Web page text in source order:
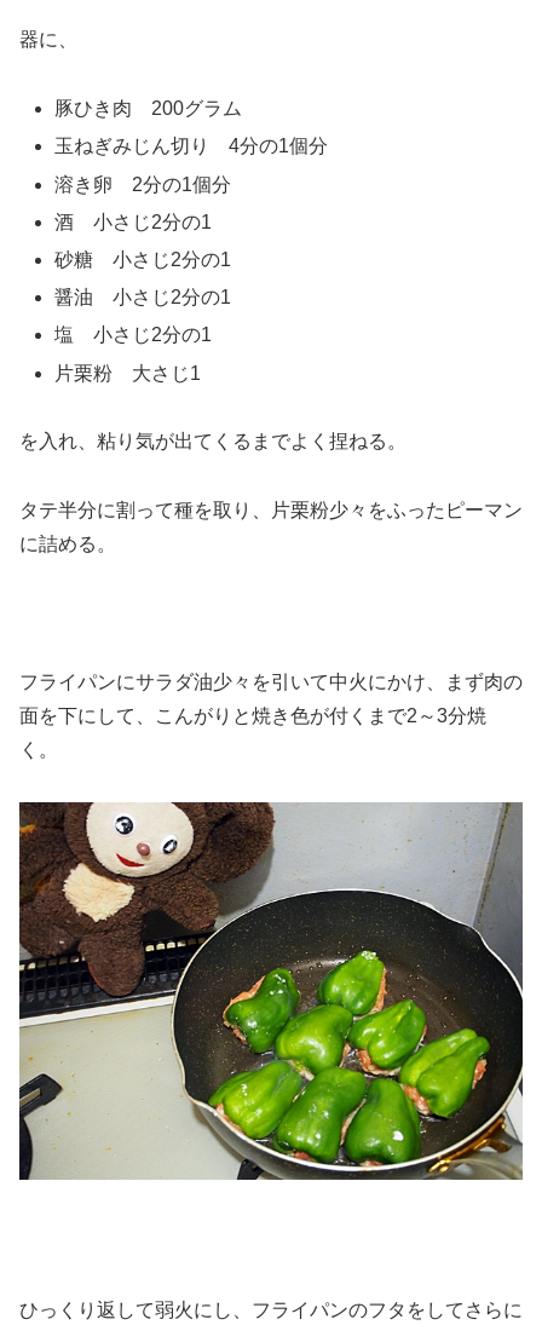
器に、
豚ひき肉 200グラム
玉ねぎみじん切り 4分の1個分
溶き卵 2分の1個分
酒 小さじ2分の1
砂糖 小さじ2分の1
醤油 小さじ2分の1
塩 小さじ2分の1
片栗粉 大さじ1
を入れ、粘り気が出てくるまでよく捏ねる。
タテ半分に割って種を取り、片栗粉少々をふったピーマン
に詰める。
フライパンにサラダ油少々を引いて中火にかけ、まず肉の
面を下にして、こんがりと焼き色が付くまで2～3分焼
く。
ひっくり返して弱火にし、フライパンのフタをしてさらに